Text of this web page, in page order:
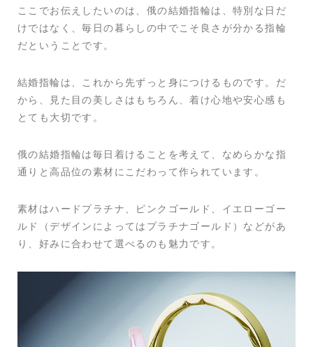
ここでお伝えしたいのは、俄の結婚指輪は、特別な日だ
けではなく、毎日の暮らしの中でこそ良さが分かる指輪
だということです。
結婚指輪は、これから先ずっと身につけるものです。だ
から、見た目の美しさはもちろん、着け心地や安心感も
とても大切です。
俄の結婚指輪は毎日着けることを考えて、なめらかな指
通りと高品位の素材にこだわって作られています。
素材はハードプラチナ、ピンクゴールド、イエローゴー
ルド（デザインによってはプラチナゴールド）などがあ
り、好みに合わせて選べるのも魅力です。